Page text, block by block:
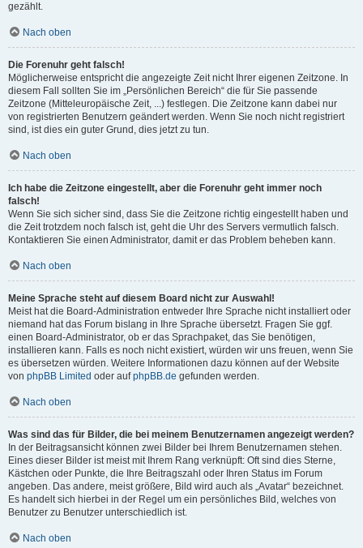
gezählt.
Nach oben
Die Forenuhr geht falsch!
Möglicherweise entspricht die angezeigte Zeit nicht Ihrer eigenen Zeitzone. In
diesem Fall sollten Sie im „Persönlichen Bereich“ die für Sie passende
Zeitzone (Mitteleuropäische Zeit, ...) festlegen. Die Zeitzone kann dabei nur
von registrierten Benutzern geändert werden. Wenn Sie noch nicht registriert
sind, ist dies ein guter Grund, dies jetzt zu tun.
Nach oben
Ich habe die Zeitzone eingestellt, aber die Forenuhr geht immer noch
falsch!
Wenn Sie sich sicher sind, dass Sie die Zeitzone richtig eingestellt haben und
die Zeit trotzdem noch falsch ist, geht die Uhr des Servers vermutlich falsch.
Kontaktieren Sie einen Administrator, damit er das Problem beheben kann.
Nach oben
Meine Sprache steht auf diesem Board nicht zur Auswahl!
Meist hat die Board-Administration entweder Ihre Sprache nicht installiert oder
niemand hat das Forum bislang in Ihre Sprache übersetzt. Fragen Sie ggf.
einen Board-Administrator, ob er das Sprachpaket, das Sie benötigen,
installieren kann. Falls es noch nicht existiert, würden wir uns freuen, wenn Sie
es übersetzen würden. Weitere Informationen dazu können auf der Website
von phpBB Limited oder aufphpBB.de gefunden werden.
Nach oben
Was sind das für Bilder, die bei meinem Benutzernamen angezeigt werden?
In der Beitragsansicht können zwei Bilder bei Ihrem Benutzernamen stehen.
Eines dieser Bilder ist meist mit Ihrem Rang verknüpft: Oft sind dies Sterne,
Kästchen oder Punkte, die Ihre Beitragszahl oder Ihren Status im Forum
angeben. Das andere, meist größere, Bild wird auch als „Avatar“ bezeichnet.
Es handelt sich hierbei in der Regel um ein persönliches Bild, welches von
Benutzer zu Benutzer unterschiedlich ist.
Nach oben